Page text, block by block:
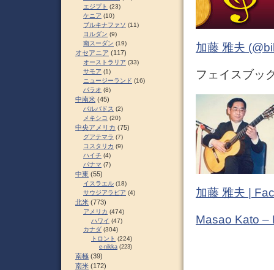
加藤 雅夫
フェイスブッ
加藤 雅夫 |
Masao Kato –
エジプト (23)
ケニア (10)
ブルキナファソ (11)
ヨルダン (9)
南スーダン (19)
オセアニア (117)
オーストラリア (33)
サモア (1)
ニュージーランド (16)
パラオ (8)
中南米 (45)
バルバドス (2)
メキシコ (20)
中央アメリカ (75)
グアテマラ (7)
コスタリカ (9)
ハイチ (4)
パナマ (7)
中東 (55)
イスラエル (18)
サウジアラビア (4)
北米 (773)
アメリカ (474)
ハワイ (47)
カナダ (304)
トロント (224)
e-nikka (223)
南極 (39)
南米 (172)